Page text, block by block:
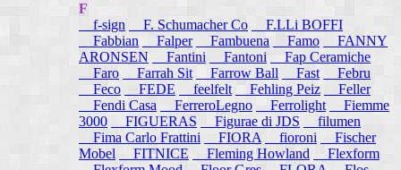
F
f-sign
F. Schumacher Co
F.LLi BOFFI
Fabbian
Falper Fambuena Famo
FANNY
ARONSEN
Fantini Fantoni
Fap Ceramiche
Faro
Farrah Sit Farrow Ball Fast
Febru
Feco
FEDE feelfelt Fehling Peiz
Feller
Fendi Casa
FerreroLegno Ferrolight
Fiemme
3000
FIGUERAS Figurae di JDS
filumen
Fima Carlo Frattini
FIORA fioroni
Fischer
Mobel
FITNICE Fleming Howland
Flexform